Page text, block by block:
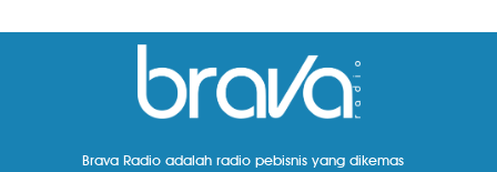
Brava Radio adalah radio pebisnis yang dikemas